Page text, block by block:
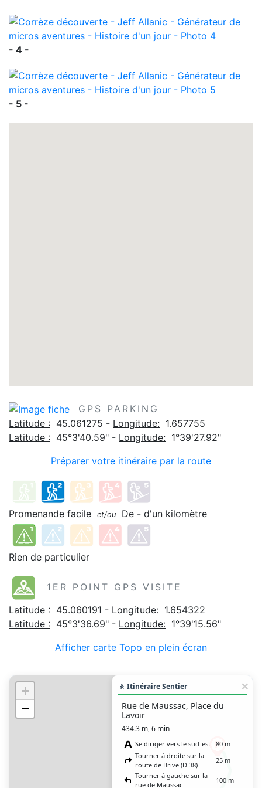
- 4 -
- 5 -
GPS PARKING
Latitude : 45.061275 - Longitude: 1.657755
Latitude : 45°3'40.59" - Longitude: 1°39'27.92"
Préparer votre itinéraire par la route
Promenande facile et/ou De - d'un kilomètre
Rien de particulier
1ER POINT GPS VISITE
Latitude : 45.060191 - Longitude: 1.654322
Latitude : 45°3'36.69" - Longitude: 1°39'15.56"
Afficher carte Topo en plein écran
+
−
🚶 Itinéraire Sentier
Rue de Maussac, Place du
Lavoir
434.3 m, 6 min
Se diriger vers le sud-est 80 m
Tourner à droite sur la
route de Brive (D 38)
25 m
Tourner à gauche sur la
rue de Maussac
100 m